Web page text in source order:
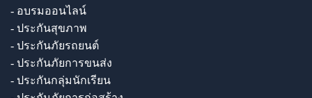
- อบรมออนไลน์
- ประกันสุขภาพ
- ประกันภัยรถยนต์
- ประกันภัยการขนส่ง
- ประกันกลุ่มนักเรียน